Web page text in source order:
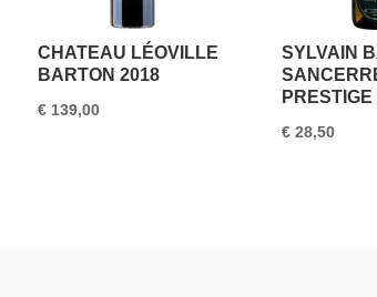
CHATEAU LÉOVILLE
BARTON 2018
€139,00
SYLVAIN
PRESTIGE
€ 28,50